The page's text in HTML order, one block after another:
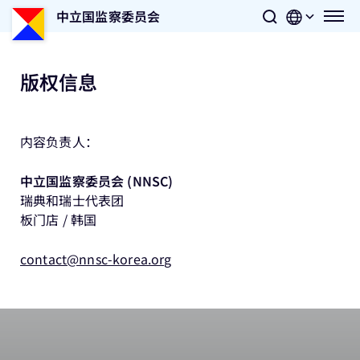
中立国监察委员会
版权信息
内容负责人：
中立国监察委员会 (NNSC)
瑞典和瑞士代表团
板门店 / 韩国
contact@nnsc-korea.org